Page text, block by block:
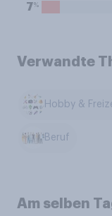
7%
Verwandte
Hobby &
Beruf
Am selben